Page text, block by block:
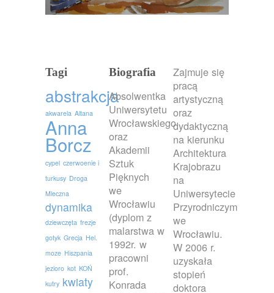
Tagi
abstrakcja
akwarela Altana
Anna
Borcz
cypel czerwoenie i
turkusy Droga
Mleczna
dynamika
dziewczęta frezje
gotyk Grecja Hel.
moze Hiszpania
jezioro kot KOŃ
kutry kwiaty
Biografia
Absolwentka
Uniwersytetu
Wrocławskiego
oraz
Akademii
Sztuk
Pięknych
we
Wrocławiu
(dyplom z
malarstwa w
1992r. w
pracowni
prof.
Konrada
Zajmuje się
pracą
artystyczną
oraz
dydaktyczną
na kierunku
Architektura
Krajobrazu
na
Uniwersytecie
Przyrodniczym
we
Wrocławiu.
W 2006 r.
uzyskała
stopień
doktora